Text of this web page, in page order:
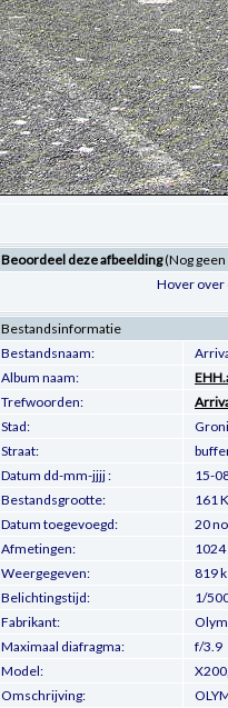
Beoordeel deze afbeelding(Nog
Hover over
Bestandsinformatie
Bestandsnaam:
Album naam:
Trefwoorden:
Stad:
Straat:
Datum dd-mm-jjjj :
15-
Bestandsgrootte:
161
Datum toegevoegd:
20
Afmetingen:
1024
Weergegeven:
819
Belichtingstijd:
1/
Fabrikant:
Maximaal diafragma:
f/3.9
Model:
Omschrijving: